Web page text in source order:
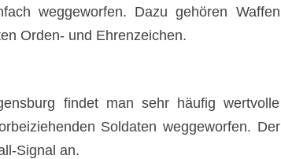
weggeworfen. Dazu gehören Waffen
Orden- und Ehrenzeichen.
findet man sehr häufig wertvolle
Soldaten weggeworfen. Der
Signal an.